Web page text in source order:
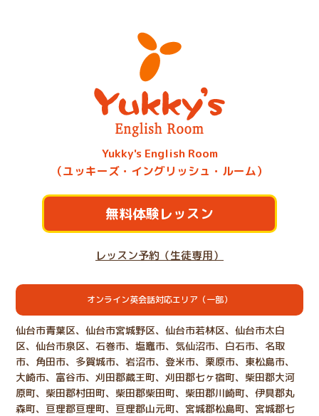
Yukky's English Room
（ユッキーズ・イングリッシュ・ルーム）
無料体験レッスン
レッスン予約（生徒専用）
オンライン英会話対応エリア（一部）
仙台市青葉区、仙台市宮城野区、仙台市若林区、仙台市太白
区、仙台市泉区、石巻市、塩竈市、気仙沼市、白石市、名取
市、角田市、多賀城市、岩沼市、登米市、栗原市、東松島市、
大崎市、富谷市、刈田郡蔵王町、刈田郡七ヶ宿町、柴田郡大河
原町、柴田郡村田町、柴田郡柴田町、柴田郡川崎町、伊具郡丸
森町、亘理郡亘理町、亘理郡山元町、宮城郡松島町、宮城郡七